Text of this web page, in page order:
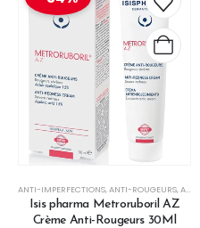
ANTI-IMPERFECTIONS,ANTI-ROUGEURS,APAISANT
Isis pharma Metroruboril AZ
Crème Anti-Rougeurs 30Ml